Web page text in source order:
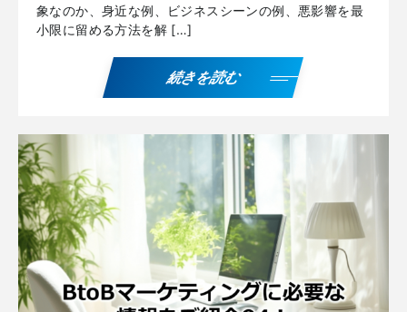
象なのか、身近な例、ビジネスシーンの例、悪影響を最
小限に留める方法を解 […]
続きを読む